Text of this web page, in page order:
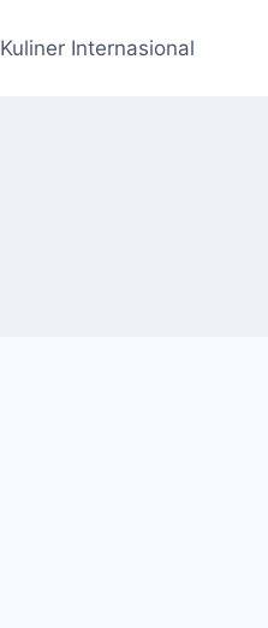
Kuliner Internasional